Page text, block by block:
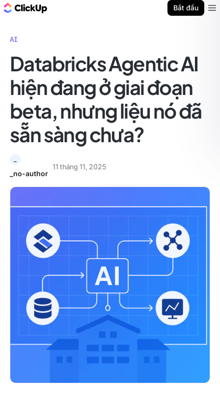
Bắt đầu
AI
Databricks Agentic AI
hiện đang ở giai đoạn
beta, nhưng liệu nó đã
sẵn sàng chưa?
_no-author
11 tháng 11, 2025